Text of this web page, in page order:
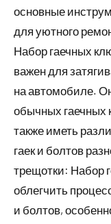
основные
для уютного
Набор гаечных
важен для
на автомобиле.
обычных гаечных
также иметь
гаек и болтов
трещотки: Набор
облегчить
и болтов,